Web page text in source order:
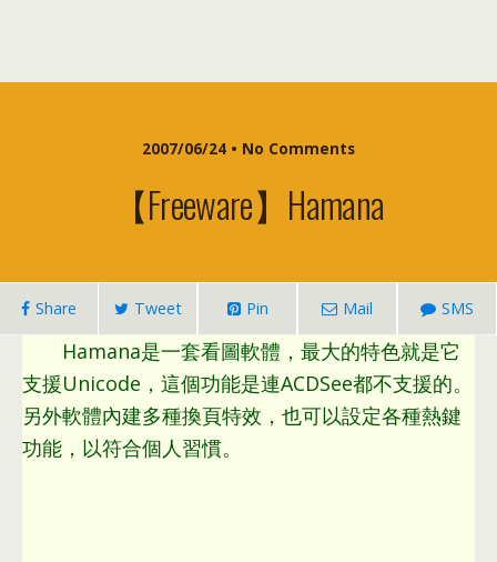
2007/06/24 • No Comments
【Freeware】Hamana
Share Tweet Pin Mail SMS
Hamana是一套看圖軟體 ， 最大的特色就是它
支援Unicode ， 這個功能是連ACDSee都不支援的。
另外軟體內建多種換頁特效 ， 也可以設定各種熱鍵
功能 ， 以符合個人習慣。